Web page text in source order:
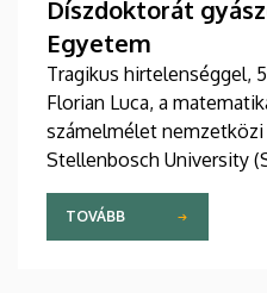
Díszdoktorát
Egyetem
Tragikus hirtelenséggel,
Florian Luca, a
számelmélet
Stellenbosch University
2025 novemberében
Debreceni Egyetem.
TOVÁBB